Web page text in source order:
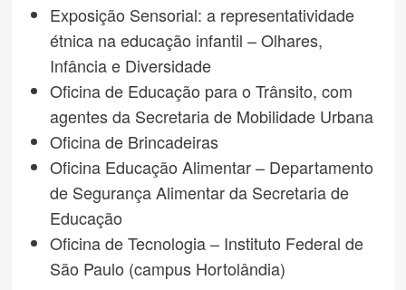
Exposição Sensorial: a representatividade
étnica na educação infantil – Olhares,
Infância e Diversidade
Oficina de Educação para o Trânsito, com
agentes da Secretaria de Mobilidade Urbana
Oficina de Brincadeiras
Oficina Educação Alimentar – Departamento
de Segurança Alimentar da Secretaria de
Educação
Oficina de Tecnologia – Instituto Federal de
São Paulo (campus Hortolândia)